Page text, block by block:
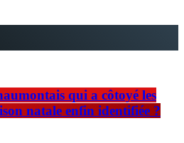
qui a côtoyé les
natale enfin identifiée ?